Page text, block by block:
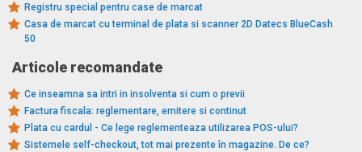
Registru special pentru case de marcat
Casa de marcat cu terminal de plata si scanner 2D Datecs BlueCash
50
Articole recomandate
Ce inseamna sa intri in insolventa si cum o previi
Factura fiscala: reglementare, emitere si continut
Plata cu cardul - Ce lege reglementeaza utilizarea POS-ului?
Sistemele self-checkout, tot mai prezente în magazine. De ce?